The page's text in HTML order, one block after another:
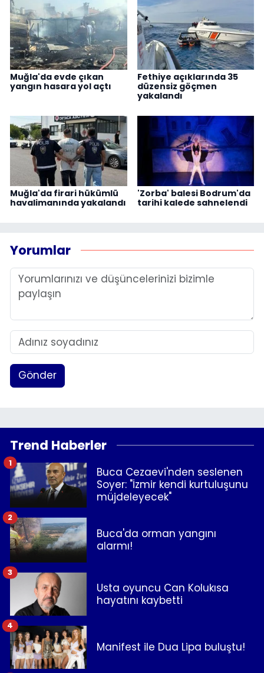
Muğla'da evde çıkan
yangın hasara yol açtı
Fethiye açıklarında 35
düzensiz göçmen
yakalandı
Muğla'da firari hükümlü
havalimanında yakalandı
'Zorba' balesi Bodrum'da
tarihi kalede sahnelendi
Yorumlar
Gönder
Trend Haberler
Buca Cezaevi'nden seslenen
Soyer: "İzmir kendi kurtuluşunu
müjdeleyecek"
1
Buca'da orman yangını
alarmı!
2
Usta oyuncu Can Kolukısa
hayatını kaybetti
3
Manifest ile Dua Lipa buluştu!
4